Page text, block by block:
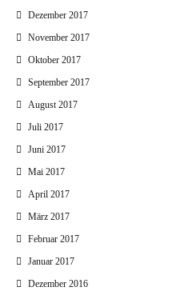
Dezember 2017
November 2017
Oktober 2017
September 2017
August 2017
Juli 2017
Juni 2017
Mai 2017
April 2017
März 2017
Februar 2017
Januar 2017
Dezember 2016